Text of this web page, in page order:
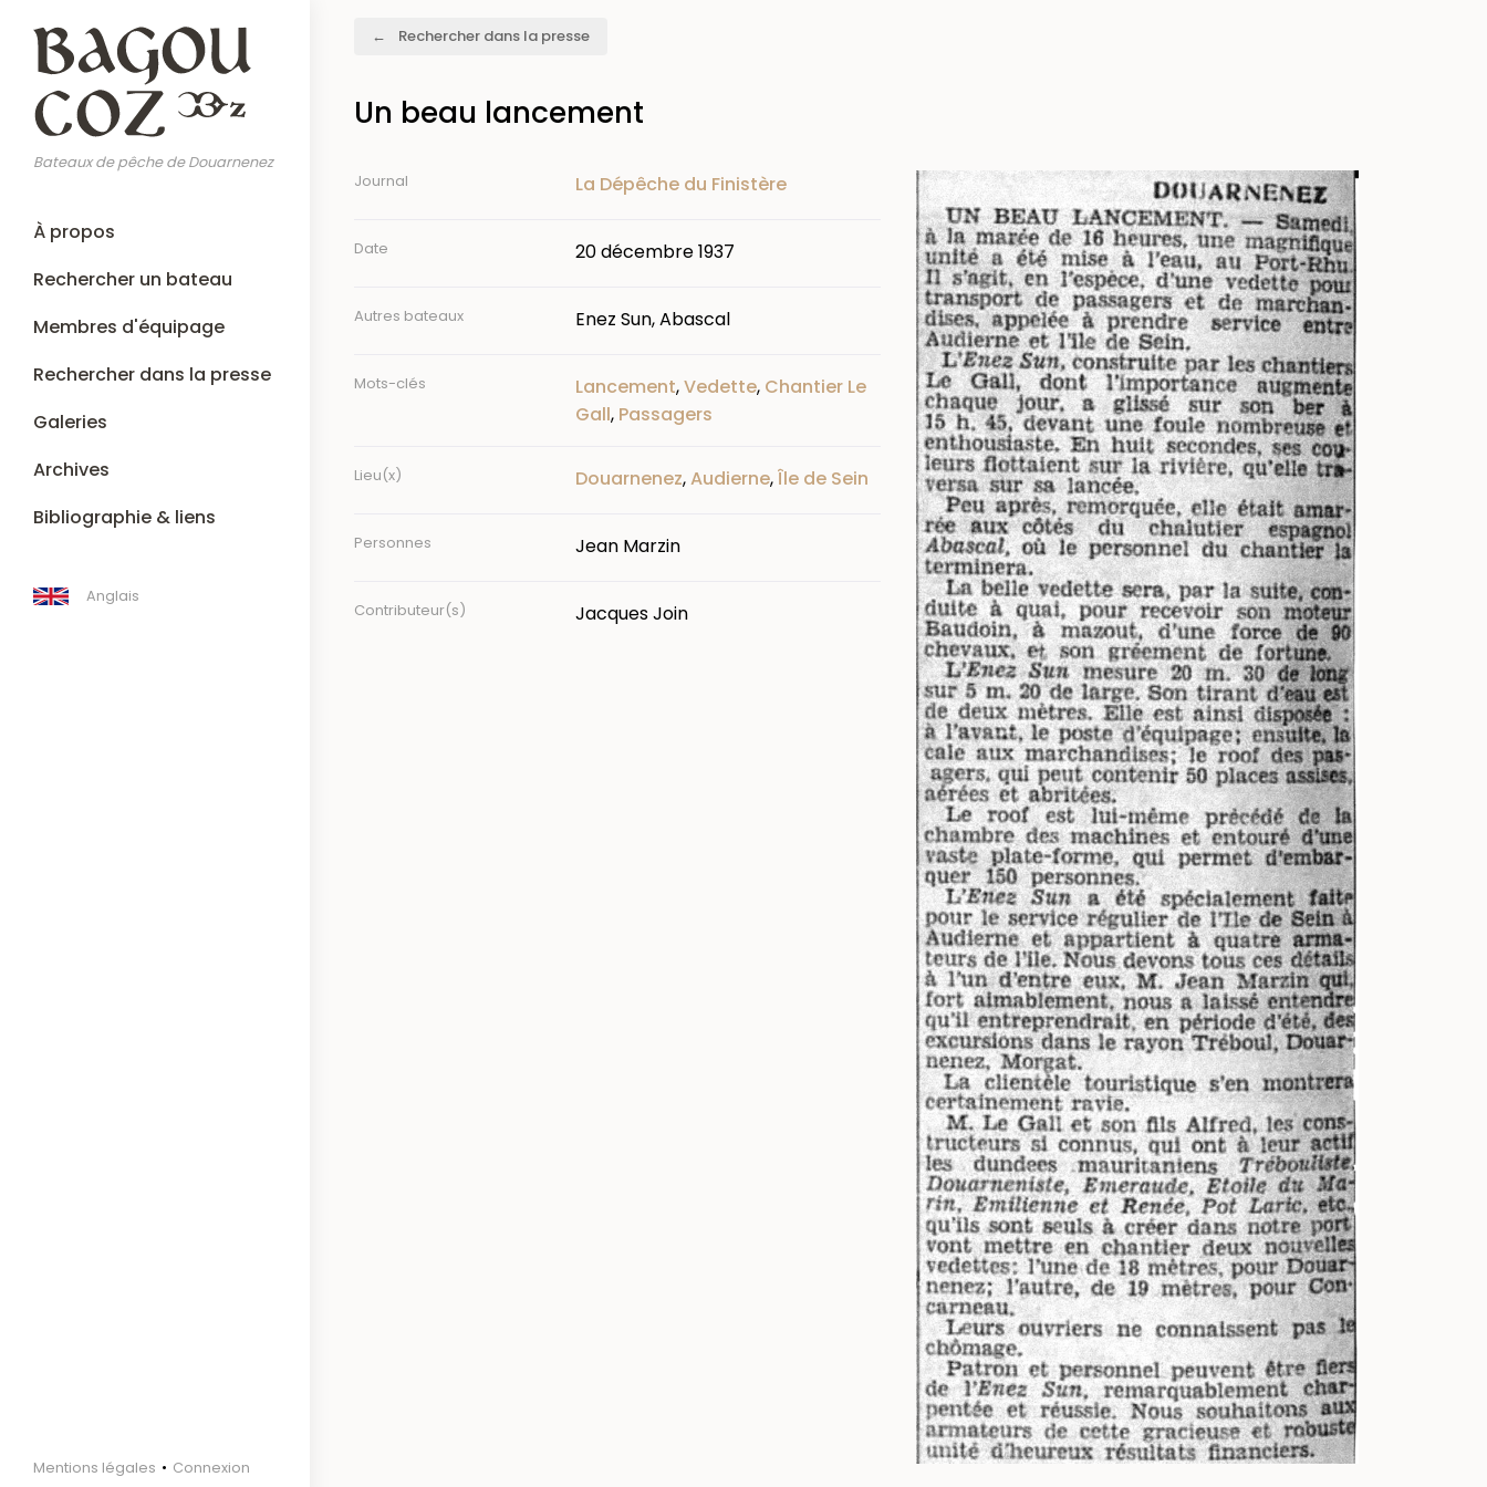
contenu
principal
Bateaux de pêche de Douarnenez
Main
navigation
À propos
Rechercher un bateau
Membres d'équipage
Rechercher dans la presse
Galeries
Archives
Bibliographie & liens
Anglais
FooterMentions légales Connexion
Rechercher dans la presse
Un beau lancement
Journal La Dépêche du Finistère
Date 20 décembre 1937
Autres bateaux Enez Sun, Abascal
Mots-clés Lancement,Vedette, Chantier Le
Gall, Passagers
Lieu(x) Douarnenez,Audierne,Île de Sein
Personnes Jean Marzin
Contributeur(s) Jacques Join
Image